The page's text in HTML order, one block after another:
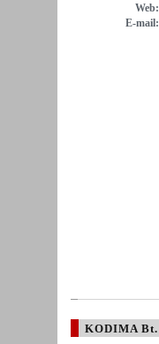
Web:
E-mail:
KODIMA Bt.